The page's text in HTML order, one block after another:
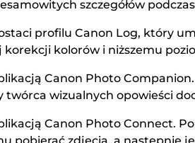
szczegółów
profilu Canon Log, który
korekcji kolorów i niższemu
Canon Photo
twórca wizualnych opowieści
Canon Photo Connect.